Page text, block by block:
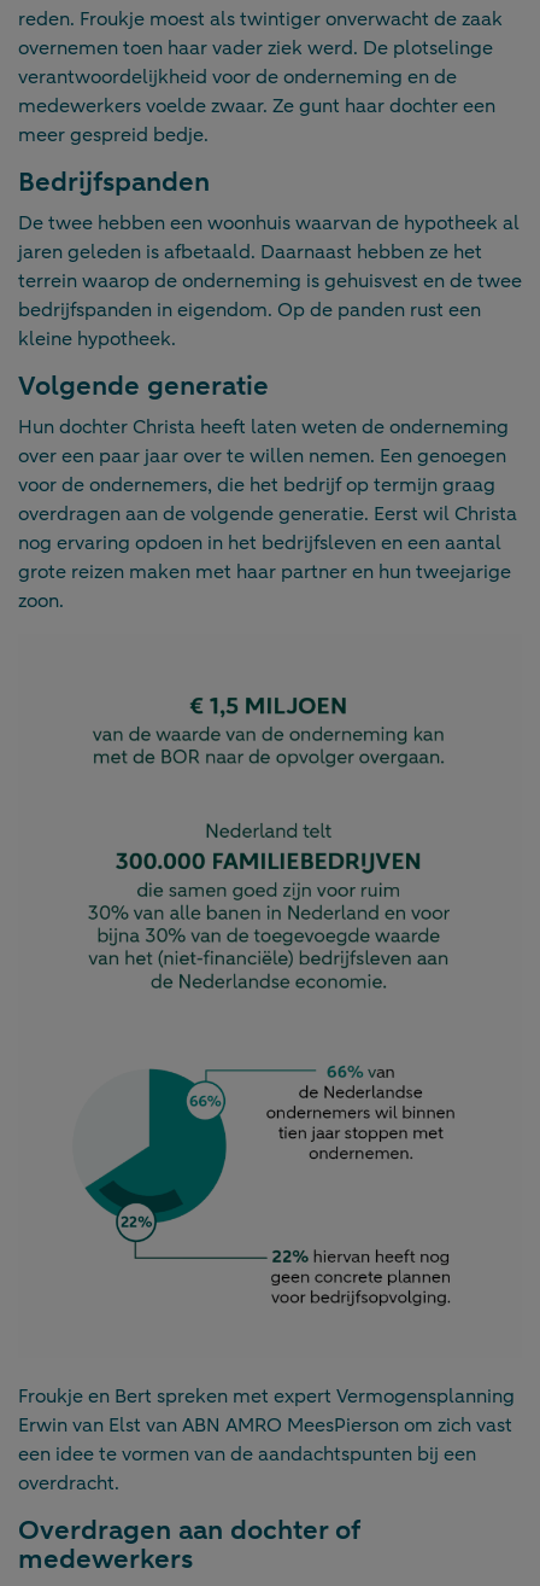
reden. Froukje moest als twintiger onverwacht de zaak
overnemen toen haar vader ziek werd. De plotselinge
verantwoordelijkheid voor de onderneming en de
medewerkers voelde zwaar. Ze gunt haar dochter een
meer gespreid bedje.
Bedrijfspanden
De twee hebben een woonhuis waarvan de hypotheek al
jaren geleden is afbetaald. Daarnaast hebben ze het
terrein waarop de onderneming is gehuisvest en de twee
bedrijfspanden in eigendom. Op de panden rust een
kleine hypotheek.
Volgende generatie
Hun dochter Christa heeft laten weten de onderneming
over een paar jaar over te willen nemen. Een genoegen
voor de ondernemers, die het bedrijf op termijn graag
overdragen aan de volgende generatie. Eerst wil Christa
nog ervaring opdoen in het bedrijfsleven en een aantal
grote reizen maken met haar partner en hun tweejarige
zoon.
Froukje en Bert spreken met expert Vermogensplanning
Erwin van Elst van ABN AMRO MeesPierson om zich vast
een idee te vormen van de aandachtspunten bij een
overdracht.
Overdragen aan dochter of
medewerkers